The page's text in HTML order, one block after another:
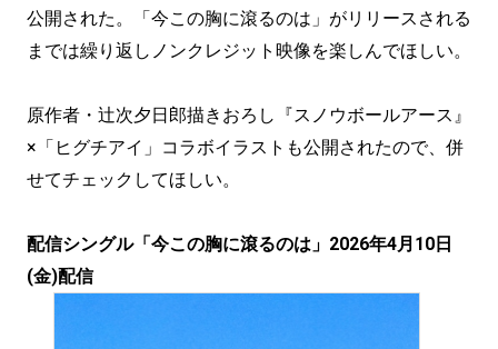
公開された。「今この胸に滾るのは」がリリースされる
までは繰り返しノンクレジット映像を楽しんでほしい。
原作者・辻次夕日郎描きおろし『スノウボールアース』
×「ヒグチアイ」コラボイラストも公開されたので、併
せてチェックしてほしい。
配信シングル「今この胸に滾るのは」2026年4月10日
(金)配信